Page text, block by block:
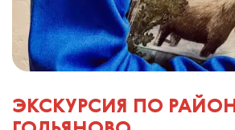
ЭКСКУРСИЯ ПО